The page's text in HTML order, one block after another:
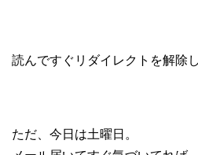
読んですぐリダイレクトを解除
ただ、今日は土曜日。